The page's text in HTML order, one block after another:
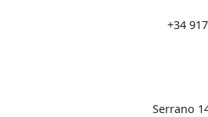
+34
Serrano